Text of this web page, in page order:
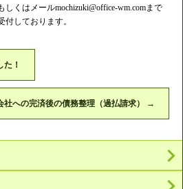
しくはメールmochizuki@office-wm.comまで
しております。
！
社への完済後の債務整理（過払請求） →